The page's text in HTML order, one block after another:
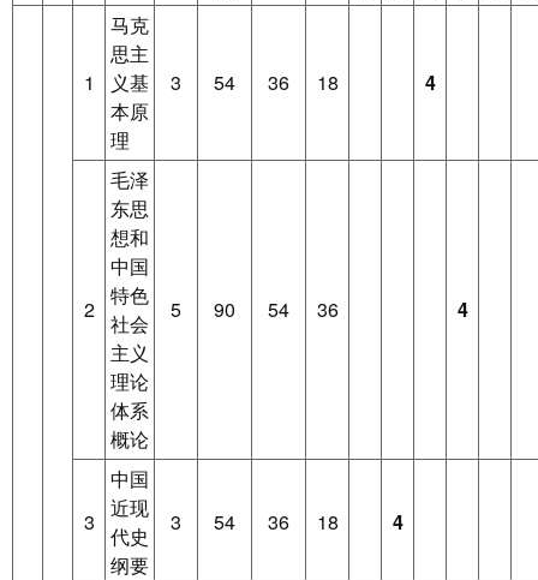
1
马克
思主
义基
本原
理
3 54 36 18 4
2
毛泽
东思
想和
中国
特色
社会
主义
理论
体系
概论
5 90 54 36 4
3
中国
近现
代史
纲要
3 54 36 18 4